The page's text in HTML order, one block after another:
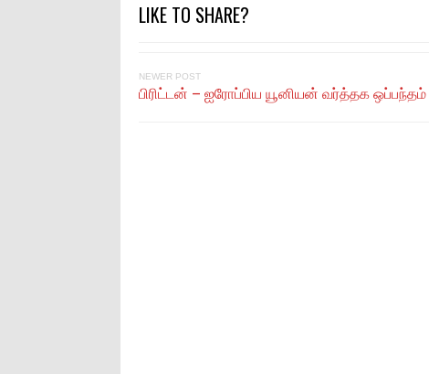
LIKE TO SHARE?
NEWER POST
பிரிட்டன் – ஐரோப்பிய யூனியன் வர்த்தக ஒப்பந்தம்